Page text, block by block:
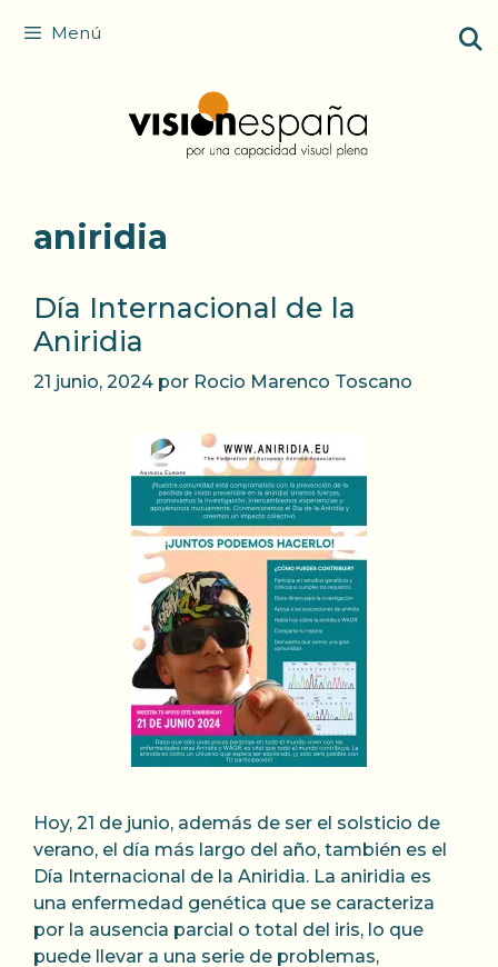
Menú
aniridia
Día Internacional de la
Aniridia
21 junio, 2024 por Rocio Marenco Toscano
Hoy, 21 de junio, además de ser el solsticio de
verano, el día más largo del año, también es el
Día Internacional de la Aniridia. La aniridia es
una enfermedad genética que se caracteriza
por la ausencia parcial o total del iris, lo que
puede llevar a una serie de problemas,